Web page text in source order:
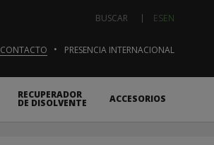
ESEN
BUSCAR
CONTACTO PRESENCIA INTERNACIONAL
RECUPERADOR
DE DISOLVENTE ACCESORIOS